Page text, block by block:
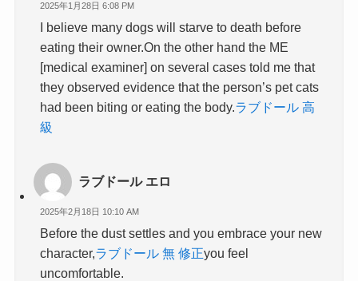
2025年1月28日 6:08 PM
I believe many dogs will starve to death before
eating their owner.On the other hand the ME
[medical examiner] on several cases told me that
they observed evidence that the person’s pet cats
had been biting or eating the body. ラブドール 高
級
ラブドール エロ
2025年2月18日 10:10 AM
Before the dust settles and you embrace your new
character,ラブドール 無 修正you feel
uncomfortable.